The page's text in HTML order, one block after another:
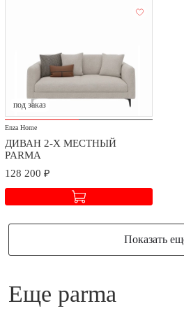
Доставка и
Мы заботимся о безопасности
приобретаемых товаров.
Стоимость доставки и сборки
договора в зависимости от
под заказ
Enza Home
ДИВАН 2-Х МЕСТНЫЙ
PARMA
128 200 ₽
Показать
еще parma